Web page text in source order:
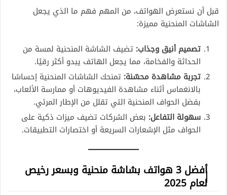
قبل أن نستعرض الهواتف، من المهم فهم ما الذي يجعل
الشاشات المنحنية مميزة:
تصميم أنيق وجذاب: تضيف الشاشة المنحنية لمسة من
الحداثة والفخامة، مما يجعل الهاتف يبدو أكثر رقيًا.
تجربة مشاهدة محسّنة: تمنحك الشاشات المنحنية إحساسًا
بالانغماس أثناء مشاهدة الفيديوهات أو ممارسة الألعاب،
بفضل الحواف المنحنية التي تقلل من الإطار المرئي.
سهولة التفاعل: بعض الشركات تضيف ميزات ذكية على
الحواف مثل الإشعارات السريعة أو اختصارات التطبيقات.
أفضل 3 هواتف بشاشة منحنية وبسعر رخيص
لعام 2025